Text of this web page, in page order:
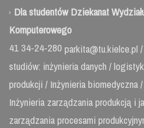
Dla studentów Dziekanat
Komputerowego
41 34-24-280 parkita@tu.kielce.pl /
studiów: inżynieria danych /
produkcji / Inżynieria biomedyczna
Inżynieria zarządzania produkcją i
zarządzania procesami